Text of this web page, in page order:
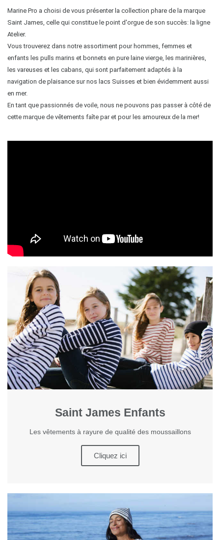
Marine Pro a choisi de vous présenter la collection phare de la marque
Saint James, celle qui constitue le point d'orgue de son succès: la ligne
Atelier.
Vous trouverez dans notre assortiment pour hommes, femmes et
enfants les pulls marins et bonnets en pure laine vierge, les marinières,
les vareuses et les cabans, qui sont parfaitement adaptés à la
navigation de plaisance sur nos lacs Suisses et bien évidemment aussi
en mer.
En tant que passionnés de voile, nous ne pouvons pas passer à côté de
cette marque de vêtements faîte par et pour les amoureux de la mer!
Saint James Enfants
Les vêtements à rayure de qualité des moussaillons
Cliquez ici